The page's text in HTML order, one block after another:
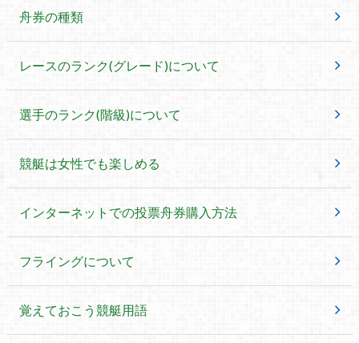
舟券の種類
レースのランク(グレード)について
選手のランク(階級)について
競艇は女性でも楽しめる
インターネットでの投票舟券購入方法
フライングについて
覚えておこう競艇用語